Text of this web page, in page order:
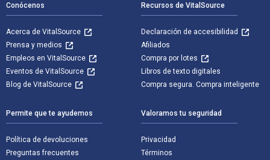
Conócenos
Acerca de VitalSource
Prensa y medios
Empleos en VitalSource
Eventos de VitalSource
Blog de VitalSource
Recursos de VitalSource
Declaración de accesibilidad
Afiliados
Compra por lotes
Libros de texto digitales
Compra segura. Compra inteligente
Permite que te ayudemos
Política de devoluciones
Preguntas frecuentes
Valoramos tu seguridad
Privacidad
Términos